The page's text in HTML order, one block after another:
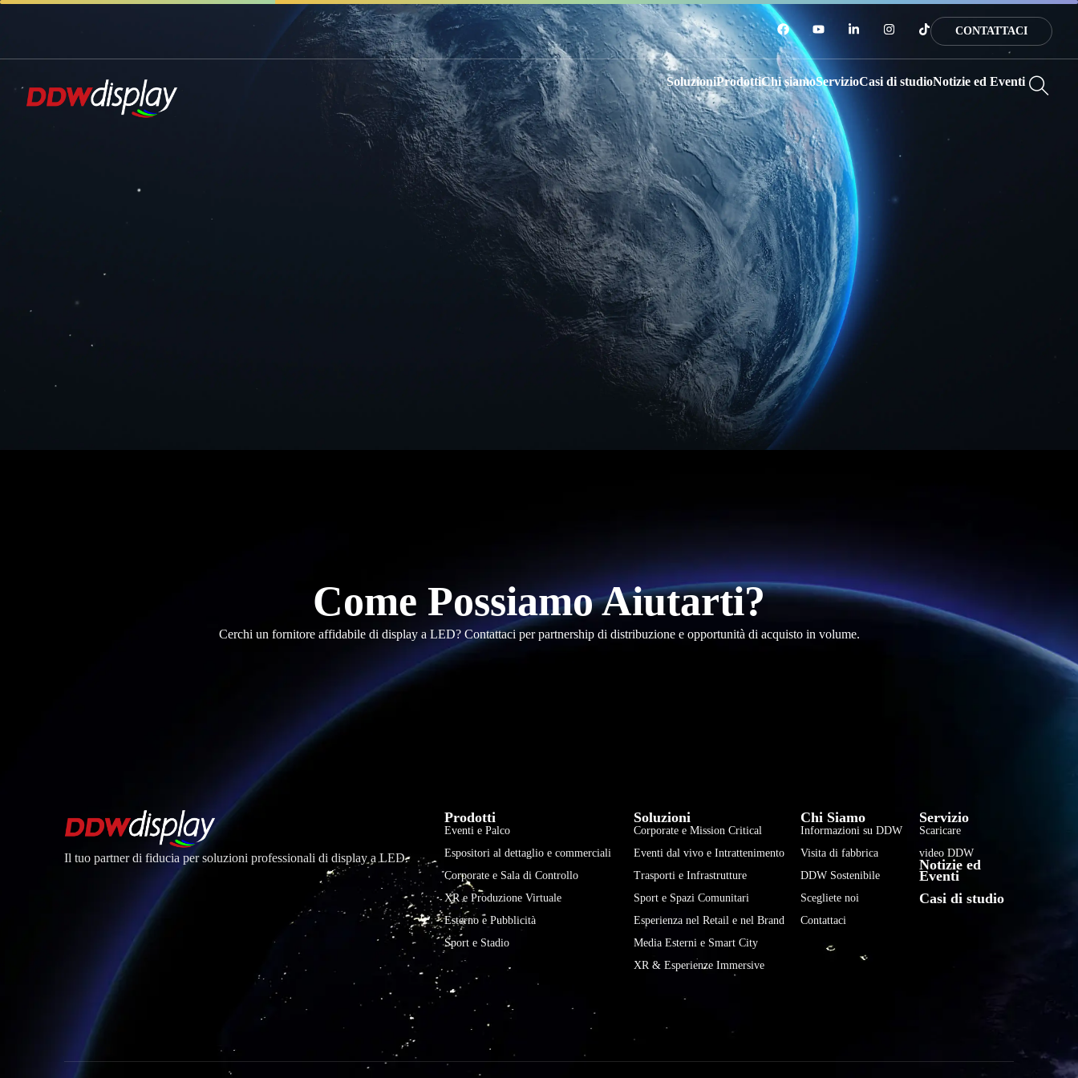
CONTATTACI
SoluzioniProdottiChi siamoServizioCasi di studioNotizie ed Eventi
Come Possiamo Aiutarti?
Cerchi un fornitore affidabile di display a LED? Contattaci per partnership di distribuzione e opportunità di acquisto in volume.
Il tuo partner di fiducia per soluzioni professionali di display a LED.
Prodotti
Eventi e Palco
Espositori al dettaglio e commerciali
Corporate e Sala di Controllo
XR e Produzione Virtuale
Esterno e Pubblicità
Sport e Stadio
Soluzioni
Corporate e Mission Critical
Eventi dal vivo e Intrattenimento
Trasporti e Infrastrutture
Sport e Spazi Comunitari
Esperienza nel Retail e nel Brand
Media Esterni e Smart City
XR & Esperienze Immersive
Chi Siamo
Informazioni su DDW
Visita di fabbrica
DDW Sostenibile
Scegliete noi
Contattaci
Servizio
Scaricare
video DDW
Notizie ed
Eventi
Casi di studio
Português
Tiếng Việt
한국어
Bahasa Indonesia